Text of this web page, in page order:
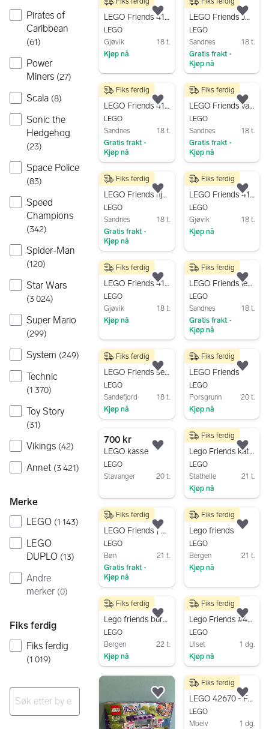
Pirates of
Caribbean
(61)
Power
Miners (27)
Scala (8)
Sonic the
Hedgehog
(23)
Space Police
(83)
Speed
Champions
(342)
Spider-Man
(120)
Star Wars
(3 024)
Super Mario
(299)
System (249)
Technic
(1 370)
Toy Story
(31)
Vikings (42)
Annet (3 421)
Merke
LEGO (1 143)
LEGO
DUPLO (13)
Andre
merker (0)
Fiks ferdig
Fiks ferdig
(1 019)
90 kr
LEGO Friends 41308 Stephanie's Friendship cakes
LEGO
Gjøvik
18 t.
Kjøp nå
Legg til som favoritt.
Gå til annonsen
50 kr
LEGO Friends JUL smådeler og tilbehør
LEGO
Sandnes
18 t.
Gratis frakt •
Kjøp nå
40 kr
LEGO Friends 41425 blomsterbil og bod
LEGO
Sandnes
18 t.
Gratis frakt •
Kjøp nå
Fiks ferdig
Legg til som favoritt.
40 kr
LEGO Friends valpesalong sett 41114
LEGO
Sandnes
18 t.
Gratis frakt •
Kjøp nå
Fiks ferdig
30 kr
LEGO Friends hjerteskrin med instruksjonshefte
LEGO
Sandnes
18 t.
Gratis frakt •
Kjøp nå
Fiks ferdig
Legg til som favoritt.
200 kr
LEGO Friends 41692 Dyreklinikkens redningshelikopter
LEGO
Gjøvik
18 t.
Kjøp nå
Fiks ferdig
Gå til annonsen
280 kr
LEGO Friends 41698 kjæledyrenes lekeplass
LEGO
Gjøvik
18 t.
Kjøp nå
Fiks ferdig
Legg til som favoritt.
Gå til annonsen
75 kr
LEGO Friends lekesett med scene og figur
LEGO
Sandnes
18 t.
Gratis frakt •
Kjøp nå
Fiks ferdig
750 kr
LEGO Friends sett - 4 sett selges
LEGO
Sandefjord
18 t.
Kjøp nå
Fiks ferdig
Legg til som favoritt.
500 kr
LEGO Friends
LEGO
Porsgrunn
20 t.
Kjøp nå
Fiks ferdig
700 kr
LEGO kasse
LEGO
Stavanger
20 t.
Legg til som favoritt.
200 kr
Lego Friends katamaran
LEGO
Stathelle
21 t.
Kjøp nå
Fiks ferdig
49 kr
LEGO Friends | Mobile Music Trailer | Polybag (30658)
LEGO
Bøn
21 t.
Gratis frakt •
Kjøp nå
Fiks ferdig
Legg til som favoritt.
30 kr
Lego friends
LEGO
Bergen
21 t.
Kjøp nå
Fiks ferdig
Gå til annonsen
30 kr
Lego friends bursdag
LEGO
Bergen
22 t.
Kjøp nå
Fiks ferdig
Legg til som favoritt.
500 kr
Lego Friends #41701 Streetfood market
LEGO
Ulset
1 dg.
Kjøp nå
Fiks ferdig
Legg til som favoritt.
1 600 kr
LEGO 42670 - Friends - Heartlake City Apartments and Shops
LEGO
Moelv
1 dg.
Fiks ferdig